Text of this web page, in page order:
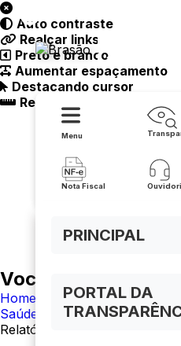
Prefeitura
Lapão
Menu
Nota Fiscal
PRINCIPAL
PORTAL DA
Auto contraste
Realçar links
Preto e branco
Aumentar espaçamento
Destacando cursor
Regua guia
Você está
Home
Saúde
Relatório de Gestão